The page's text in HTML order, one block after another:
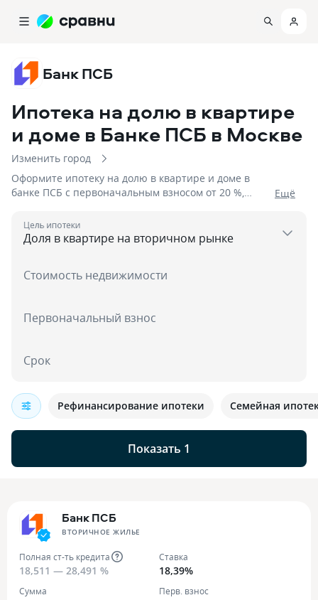
Банк ПСБ
Ипотека на долю в квартире
и доме в Банке ПСБ в Москве
Изменить город
Оформите ипотеку на долю в квартире и доме в
банке ПСБ с первоначальным взносом от 20 %,
сумму до 50 000 000
Eщё
Цель ипотеки
Стоимость недвижимости
Первоначальный взнос
Срок
Показать 1
Рефинансирование ипотеки Семейная
Банк ПСБ
ВТОРИЧНОЕ ЖИЛЬЕ
Полная ст-ть кредита
18,511 — 28,491 %
Ставка
18,39%
Сумма Перв. взнос